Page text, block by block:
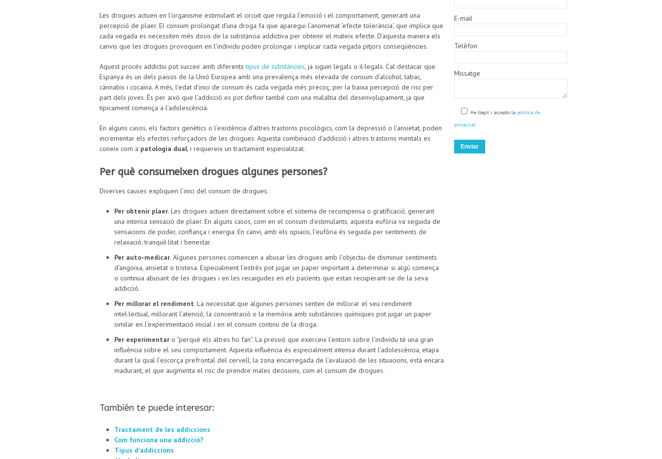
Les drogues actuen en l’organisme estimulant el circuit que regula l’emoció i el comportament, generant una
percepció de plaer. El consum prolongat d’una droga fa que aparegui l’anomenat ‘efecte tolerància’, que implica que
cada vegada es necessiten més dosis de la substància addictiva per obtenir el mateix efecte. D’aquesta manera els
canvis que les drogues provoquen en l’individu poden prolongar i implicar cada vegada pitjors conseqüències.
Aquest procés addictiu pot succeir amb diferentstipus de substàncies, ja siguin legals o il·legals. Cal destacar que
Espanya és un dels països de la Unió Europea amb una prevalença més elevada de consum d’alcohol, tabac,
cànnabis i cocaïna. A més, l’edat d’inici de consum és cada vegada més precoç, per la baixa percepció de risc per
part dels joves. És per això que l’addicció es pot definir també com una malaltia del desenvolupament, ja que
típicament comença a l’adolescència.
En alguns casos, els factors genètics o l’existència d’altres trastorns psicològics, com la depressió o l’ansietat, poden
incrementar els efectes reforçadors de les drogues. Aquesta combinació d’addicció i altres trastorns mentals es
coneix com a patologia dual, i requereix un tractament especialitzat.
Per què consumeixen drogues algunes persones?
Diverses causes expliquen l’inici del consum de drogues:
Per obtenir plaer. Les drogues actuen directament sobre el sistema de recompensa o gratificació, generant
una intensa sensació de plaer. En alguns casos, com en el consum d’estimulants, aquesta eufòria va seguida de
sensacions de poder, confiança i energia. En canvi, amb els opiacis, l’eufòria és seguida per sentiments de
relaxació, tranquil·litat i benestar.
Per auto-medicar. Algunes persones comencen a abusar les drogues amb l’objectiu de disminuir sentiments
d’angoixa, ansietat o tristesa. Especialment l’estrès pot jugar un paper important a determinar si algú comença
o continua abusant de les drogues i en les recaigudes en els pacients que estan recuperant-se de la seva
addicció.
Per millorar el rendiment. La necessitat que algunes persones senten de millorar el seu rendiment
intel·lectual, millorant l’atenció, la concentració o la memòria amb substàncies químiques pot jugar un paper
similar en l’experimentació inicial i en el consum continu de la droga.
Per experimentar o “perquè els altres ho fan”. La pressió que exerceix l’entorn sobre l’individu té una gran
influència sobre el seu comportament. Aquesta influència és especialment intensa durant l’adolescència, etapa
durant la qual l’escorça prefrontal del cervell, la zona encarregada de l’avaluació de les situacions, està encara
madurant, el que augmenta el risc de prendre males decisions, com el consum de drogues.
E-mail
Telèfon
Missatge
He llegit i accepto la política de
privacitat
También te puede interesar:
Tractament de les addiccions
Com funciona una addicció?
Tipus d'addiccions